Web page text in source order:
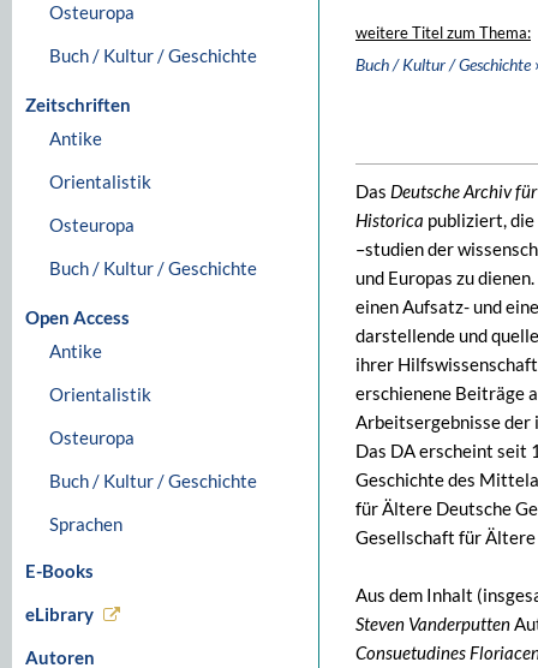
Osteuropa
Buch / Kultur / Geschichte
Zeitschriften
Antike
Orientalistik
Osteuropa
Buch / Kultur / Geschichte
Open Access
Antike
Orientalistik
Osteuropa
Buch / Kultur / Geschichte
Sprachen
E-Books
eLibrary
Autoren
weitere Titel zum Thema:
Buch / Kultur / Geschichte
Das Deutsche Archiv
Historica publiziert, die
–studien der
und Europas zu
einen Aufsatz- und
darstellende und
ihrer
erschienene Beiträge
Arbeitsergebnisse
Das DA erscheint seit
Geschichte des
für Ältere Deutsche
Gesellschaft für
Aus dem Inhalt
Steven Vanderputten
Consuetudines